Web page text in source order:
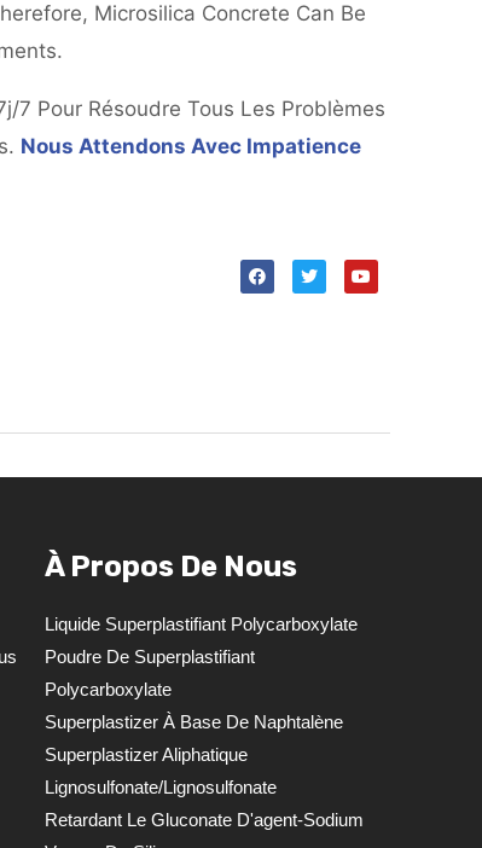
Microsilica Concrete Can Be
7 Pour Résoudre Tous Les Problèmes
Nous Attendons Avec Impatience
À Propos De Nous
Liquide Superplastifiant Polycarboxylate
Poudre De Superplastifiant
Polycarboxylate
Superplastizer À Base De Naphtalène
Superplastizer Aliphatique
Lignosulfonate/lignosulfonate
Retardant Le Gluconate D'agent-Sodium